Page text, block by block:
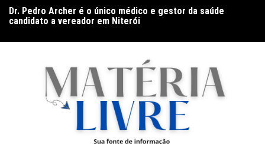
para
conteúdo
Dr. Pedro Archer é o único médico e gestor da saúde
candidato a vereador em Niterói